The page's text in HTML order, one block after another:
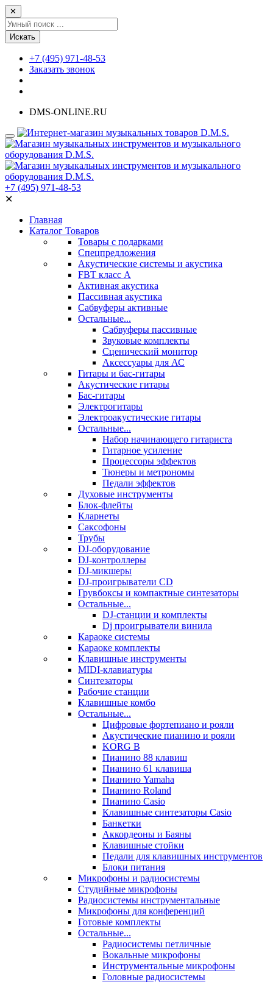
✕
Искать
+7 (495) 971-48-53
Заказать звонок
DMS-ONLINE.RU
+7 (495) 971-48-53
✕
Главная
Каталог Товаров
Товары с подарками
Спецпредложения
Акустические системы и акустика
FBT класс А
Активная акустика
Пассивная акустика
Сабвуферы активные
Остальные...
Сабвуферы пассивные
Звуковые комплекты
Сценический монитор
Аксессуары для АС
Гитары и бас-гитары
Акустические гитары
Бас-гитары
Электрогитары
Электроакустические гитары
Остальные...
Набор начинающего гитариста
Гитарное усиление
Процессоры эффектов
Тюнеры и метрономы
Педали эффектов
Духовые инструменты
Блок-флейты
Кларнеты
Саксофоны
Трубы
DJ-оборудование
DJ-контроллеры
DJ-микшеры
DJ-проигрыватели CD
Грувбоксы и компактные синтезаторы
Остальные...
DJ-станции и комплекты
Dj проигрыватели винила
Караоке системы
Караоке комплекты
Клавишные инструменты
MIDI-клавиатуры
Синтезаторы
Рабочие станции
Клавишные комбо
Остальные...
Цифровые фортепиано и рояли
Акустические пианино и рояли
KORG B
Пианино 88 клавиш
Пианино 61 клавиша
Пианино Yamaha
Пианино Roland
Пианино Casio
Клавишные синтезаторы Casio
Банкетки
Аккордеоны и Баяны
Клавишные стойки
Педали для клавишных инструментов
Блоки питания
Микрофоны и радиосистемы
Студийные микрофоны
Радиосистемы инструментальные
Микрофоны для конференций
Готовые комплекты
Остальные...
Радиосистемы петличные
Вокальные микрофоны
Инструментальные микрофоны
Головные радиосистемы